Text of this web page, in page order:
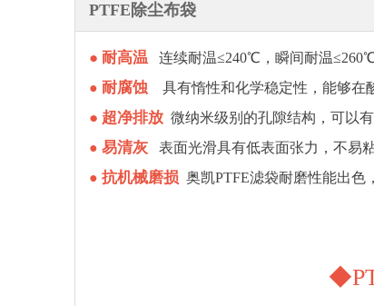
PTFE除尘布袋
● 耐高温
连续耐温≤240℃，瞬间耐温≤260℃
● 耐腐蚀 具有惰性和化学稳定性，能够在
● 超净排放 微纳米级别的孔隙结构，可以
● 易清灰 表面光滑具有低表面张力，不易
● 抗机械磨损 奥凯PTFE滤袋耐磨性能出色